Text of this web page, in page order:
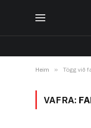
Heim » Tögg við
VAFRA: